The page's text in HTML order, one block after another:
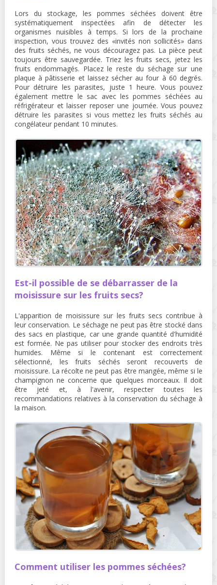
Lors du stockage, les pommes séchées doivent être
systématiquement inspectées afin de détecter les
organismes nuisibles à temps. Si lors de la prochaine
inspection, vous trouvez des «invités non sollicités» dans
des fruits séchés, ne vous découragez pas. La pièce peut
toujours être sauvegardée. Triez les fruits secs, jetez les
fruits endommagés. Placez le reste du séchage sur une
plaque à pâtisserie et laissez sécher au four à 60 degrés.
Pour détruire les parasites, juste 1 heure. Vous pouvez
également mettre le sac avec les pommes séchées au
réfrigérateur et laisser reposer une journée. Vous pouvez
détruire les parasites si vous mettez les fruits séchés au
congélateur pendant 10 minutes.
Est-il possible de se débarrasser de la
moisissure sur les fruits secs?
L'apparition de moisissure sur les fruits secs contribue à
leur conservation. Le séchage ne peut pas être stocké dans
des sacs en plastique, car une grande quantité d'humidité
est formée. Ne pas utiliser pour stocker des endroits très
humides. Même si le contenant est correctement
sélectionné, les fruits séchés seront recouverts de
moisissure. La récolte ne peut pas être mangée, même si le
champignon ne concerne que quelques morceaux. Il doit
être jeté et, à l'avenir, respecter toutes les
recommandations relatives à la conservation du séchage à
la maison.
Comment utiliser les pommes séchées?